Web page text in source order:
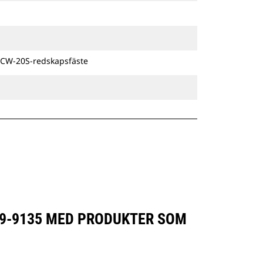
De lutningsbara
20S-redskapsfäste
9135 MED PRODUKTER SOM